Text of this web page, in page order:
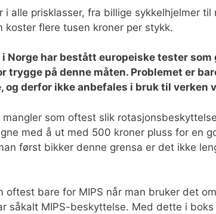
i alle prisklasser, fra billige sykkelhjelmer til
koster flere tusen kroner per stykk.
Norge har bestått europeiske tester som
trygge på denne måten. Problemet er
derfor ikke anbefales i bruk til verken
som oftest slik
med å ut med 500 kroner pluss for en
først bikker denne grensa er det ikke
oftest bare for MIPS når man bruker det
såkalt MIPS-beskyttelse. Med dette i